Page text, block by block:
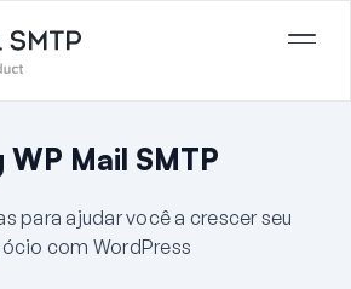
WP Mail SMTP
para ajudar você a crescer seu
com WordPress